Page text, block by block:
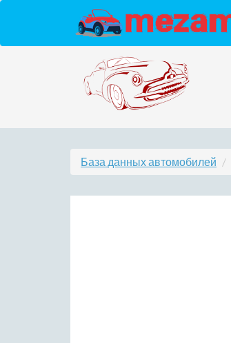
База данных автомобилей